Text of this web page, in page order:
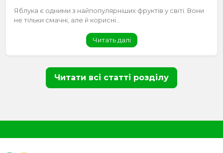
Яблука є одними з найпопулярніших фруктів у світі. Вони
не тільки смачні, але й корисні...
Читать далі
Читати всі статті розділу